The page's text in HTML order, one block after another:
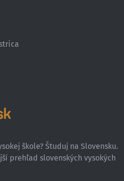
škole? Študuj na Slovensku.
prehľad slovenských vysokých